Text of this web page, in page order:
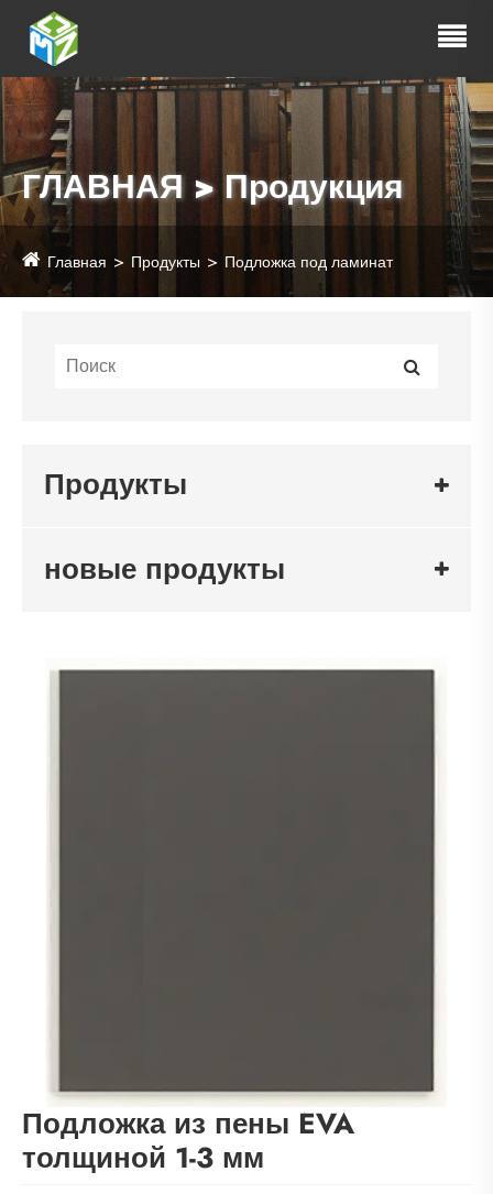
ГЛАВНАЯ > Продукция
Главная Продукты Подложка под ламинат
Продукты
новые продукты
Подложка из пены EVA
толщиной 1-3 мм